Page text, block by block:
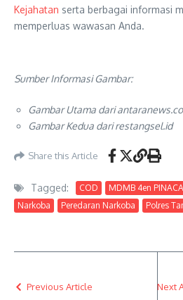
Kejahatan serta berbagai informasi
memperluas wawasan Anda.
Sumber Informasi Gambar:
Gambar Utama dari
Gambar Kedua dari restangsel.id
Share this Article
Tagged: COD MDMB 4en PINACA
Narkoba
Peredaran Narkoba Polres
Previous Article Next